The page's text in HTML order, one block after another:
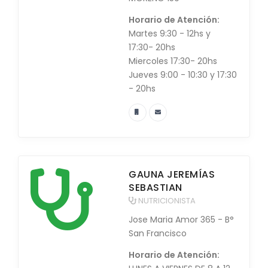
Horario de Atención:
Martes 9:30 - 12hs y
17:30- 20hs
Miercoles 17:30- 20hs
Jueves 9:00 - 10:30 y 17:30
- 20hs
GAUNA JEREMÍAS
SEBASTIAN
NUTRICIONISTA
Jose Maria Amor 365 - B°
San Francisco
Horario de Atención: